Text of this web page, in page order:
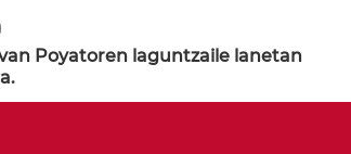
Poyatoren laguntzaile lanetan